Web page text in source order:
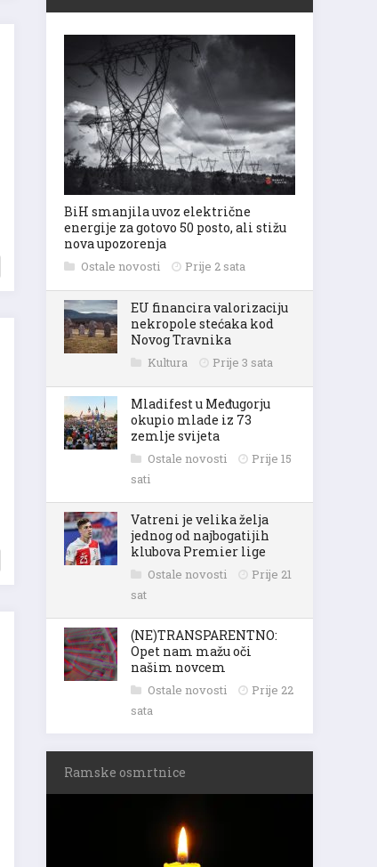
BiH smanjila uvoz električne
energije za gotovo 50 posto, ali stižu
nova upozorenja
Ostale novosti Prije 2 sata
EU financira valorizaciju
nekropole stećaka kod
Novog Travnika
Kultura Prije 3 sata
Mladifest u Međugorju
okupio mlade iz 73
zemlje svijeta
Ostale novosti
Prije 15
sati
Vatreni je velika želja
jednog od najbogatijih
klubova Premier lige
Ostale novosti
Prije 21
sat
(NE)TRANSPARENTNO:
Opet nam mažu oči
našim novcem
Ostale novosti
Prije 22
sata
Ramske osmrtnice